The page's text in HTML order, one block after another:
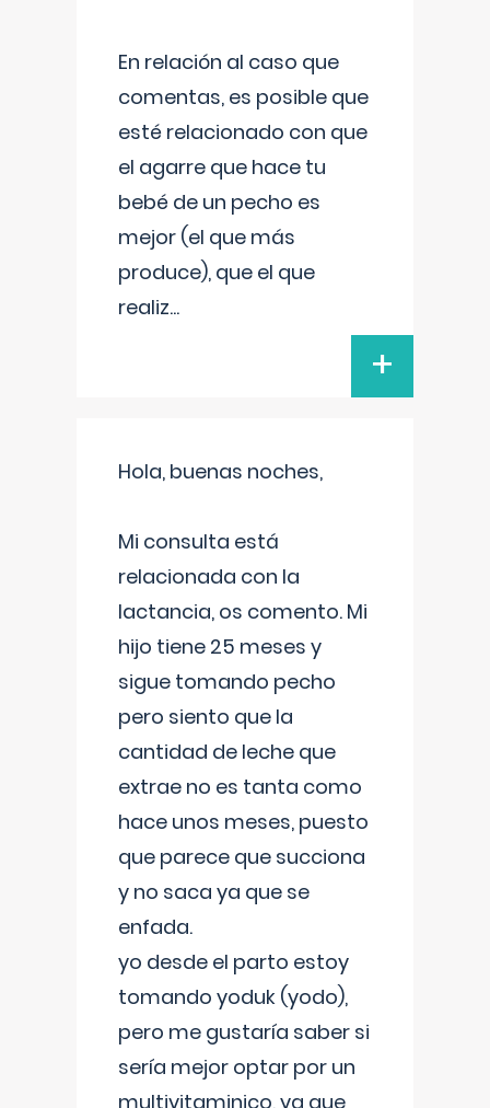
En relación al caso que
comentas, es posible que
esté relacionado con que
el agarre que hace tu
bebé de un pecho es
mejor (el que más
produce), que el que
realiz...
+
Hola, buenas noches,
Mi consulta está
relacionada con la
lactancia, os comento. Mi
hijo tiene 25 meses y
sigue tomando pecho
pero siento que la
cantidad de leche que
extrae no es tanta como
hace unos meses, puesto
que parece que succiona
y no saca ya que se
enfada.
yo desde el parto estoy
tomando yoduk (yodo),
pero me gustaría saber si
sería mejor optar por un
multivitaminico, ya que